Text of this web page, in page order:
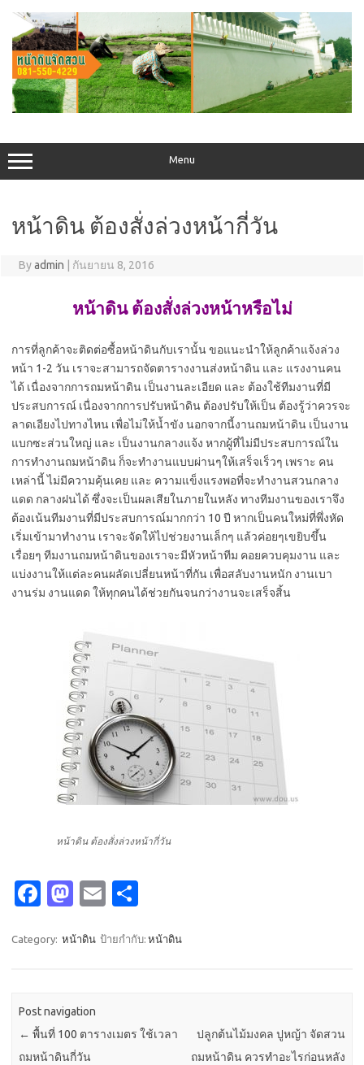
content
Menu
หน้าดิน ต้องสั่งล่วงหน้ากี่วัน
Byadmin กันยายน 8, 2016
หน้าดิน ต้องสั่งล่วงหน้าหรือไม่
การที่ลูกค้าจะติดต่อซื้อหน้าดินกับเรานั้น ขอแนะนำให้ลูกค้าแจ้งล่วง
หน้า 1-2 วัน เราจะสามารถจัดตารางงานส่งหน้าดิน และ แรงงานคน
ได้ เนื่องจากการถมหน้าดิน เป็นงานละเอียด และ ต้องใช้ทีมงานที่มี
ประสบการณ์ เนื่องจากการปรับหน้าดิน ต้องปรับให้เป็น ต้องรู้ว่าควรจะ
ลาดเอียงไปทางไหน เพื่อไม่ให้น้ำขัง นอกจากนี้งานถมหน้าดิน เป็นงาน
แบกซะส่วนใหญ่ และ เป็นงานกลางแจ้ง หากผู้ที่ไม่มีประสบการณ์ใน
การทำงานถมหน้าดิน ก็จะทำงานแบบผ่านๆให้เสร็จเร็วๆ เพราะ คน
เหล่านี้ ไม่มีความคุ้นเคย และ ความแข็งแรงพอที่จะทำงานสวนกลาง
แดด กลางฝนได้ ซึ่งจะเป็นผลเสียในภายในหลัง ทางทีมงานของเราจึง
ต้องเน้นทีมงานที่มีประสบการณ์มากกว่า 10 ปี หากเป็นคนใหม่ที่พึ่งหัด
เริ่มเข้ามาทำงาน เราจะจัดให้ไปช่วยงานเล็กๆ แล้วค่อยๆเขยิบขึ้น
เรื่อยๆ ทีมงานถมหน้าดินของเราจะมีหัวหน้าทีม คอยควบคุมงาน และ
แบ่งงานให้แต่ละคนผลัดเปลี่ยนหน้าที่กัน เพื่อสลับงานหนัก งานเบา
งานร่ม งานแดด ให้ทุกคนได้ช่วยกันจนกว่างานจะเสร็จสิ้น
หน้าดิน ต้องสั่งล่วงหน้ากี่วัน
Fa
e
o
k
M
t
o
n
E
ail ar
Category: หน้าดิน ป้ายกำกับ: หน้าดิน
Post navigation
← พื้นที่ 100 ตารางเมตร ใช้เวลา
ถมหน้าดินกี่วัน
ปลูกต้นไม้มงคล ปูหญ้า จัดสวน
ถมหน้าดิน ควรทำอะไรก่อนหลัง